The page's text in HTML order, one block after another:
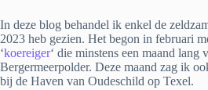
In deze blog behandel ik enkel de
2023 heb gezien. Het begon in februari
‘koereiger‘ die minstens een maand lang
Bergermeerpolder. Deze maand zag ik
bij de Haven van Oudeschild op Texel.